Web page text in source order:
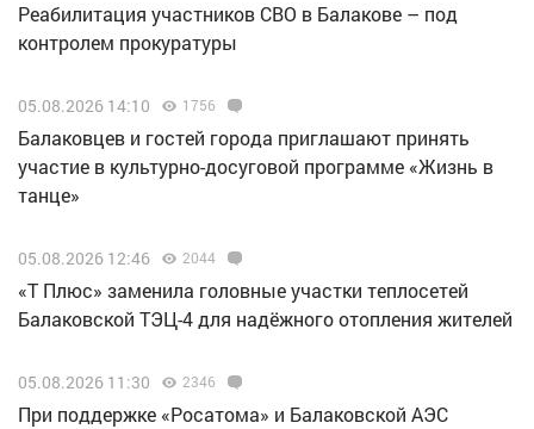
Реабилитация участников СВО в Балакове – под
контролем прокуратуры
05.08.2026 14:10 1756
Балаковцев и гостей города приглашают принять
участие в культурно-досуговой программе «Жизнь в
танце»
05.08.2026 12:46 2044
«Т Плюс» заменила головные участки теплосетей
Балаковской ТЭЦ-4 для надёжного отопления жителей
05.08.2026 11:30 2346
При поддержке «Росатома» и Балаковской АЭС